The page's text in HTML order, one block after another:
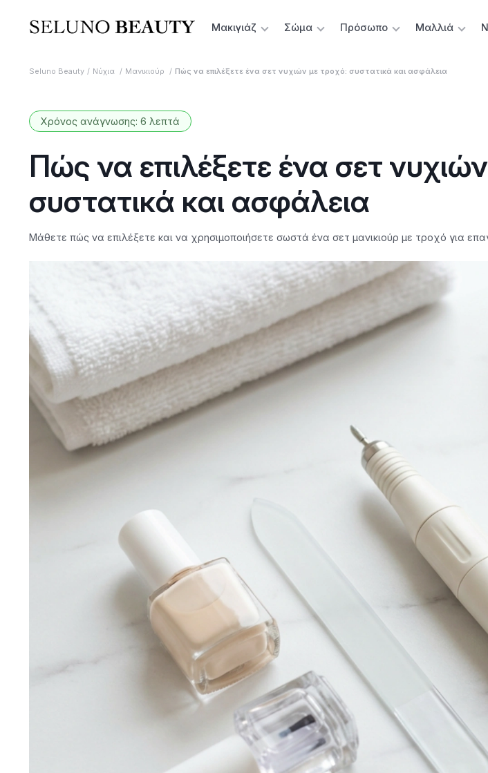
Μακιγιάζ Σώμα Πρόσωπο Μαλλιά
Seluno Beauty Νύχια Μανικιούρ Πώς να επιλέξετε ένα σετ νυχιών με τροχό: συστατικά και ασφάλεια
Χρόνος ανάγνωσης: 6 λεπτά
Πώς να επιλέξετε ένα σετ
συστατικά και ασφάλεια
Μάθετε πώς να επιλέξετε και να χρησιμοποιήσετε σωστά ένα σετ μανικιούρ με τροχό για